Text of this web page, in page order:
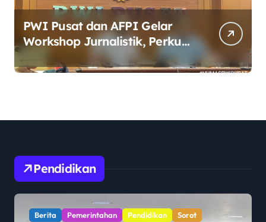
PWI Pusat dan AFPI Gelar
Workshop Jurnalistik, Perkuat
Literasi Keuangan Digital bagi
Insan Pers
Pendidikan
Berita Pendidikan Sorot